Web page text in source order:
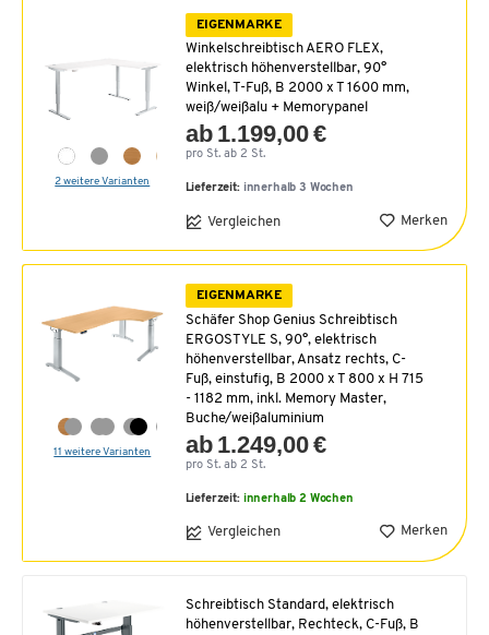
2 weitere Varianten
EIGENMARKE
Winkelschreibtisch AERO FLEX,
elektrisch höhenverstellbar, 90°
Winkel, T-Fuß, B 2000 x T 1600 mm,
weiß/weißalu + Memorypanel
ab 1.199,00 €
pro St. ab 2 St.
Lieferzeit: innerhalb 3 Wochen
Vergleichen Merken
11 weitere Varianten
EIGENMARKE
Schäfer Shop Genius Schreibtisch
ERGOSTYLE S, 90°, elektrisch
höhenverstellbar, Ansatz rechts, C-
Fuß, einstufig, B 2000 x T 800 x H 715
- 1182 mm, inkl. Memory Master,
Buche/weißaluminium
ab 1.249,00 €
pro St. ab 2 St.
Lieferzeit: innerhalb 2 Wochen
Vergleichen Merken
Schreibtisch Standard, elektrisch
höhenverstellbar, Rechteck, C-Fuß, B